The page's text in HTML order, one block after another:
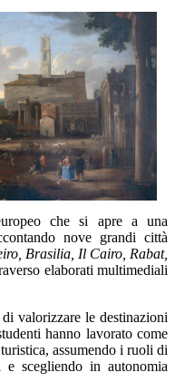
che si apre a una
nove grandi città
Brasilia, Il Cairo, Rabat,
elaborati multimediali
valorizzare le destinazioni
hanno lavorato come
assumendo i ruoli di
e scegliendo in autonomia